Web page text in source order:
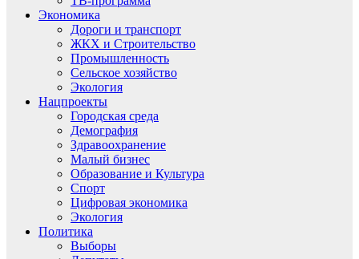
Экономика
Дороги и транспорт
ЖКХ и Строительство
Промышленность
Сельское хозяйство
Экология
Нацпроекты
Городская среда
Демография
Здравоохранение
Малый бизнес
Образование и Культура
Спорт
Цифровая экономика
Экология
Политика
Выборы